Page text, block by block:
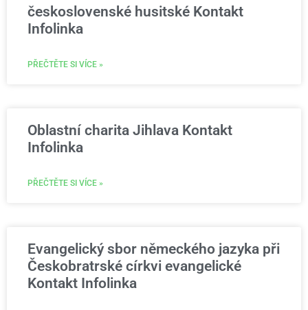
československé husitské Kontakt
Infolinka
PŘEČTĚTE SI VÍCE »
Oblastní charita Jihlava Kontakt
Infolinka
PŘEČTĚTE SI VÍCE »
Evangelický sbor německého jazyka při
Českobratrské církvi evangelické
Kontakt Infolinka